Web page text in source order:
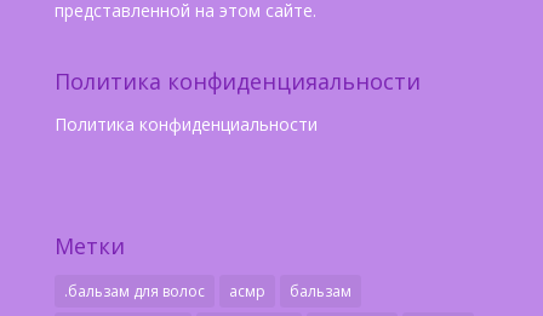
представленной на этом сайте.
Политика конфиденцияальности
Политика конфиденциальности
Метки
.бальзам для волос асмр
бальзам